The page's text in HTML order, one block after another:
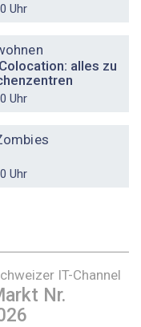
Uhr
alles zu
Uhr
Uhr
IT-Channel
Nr.